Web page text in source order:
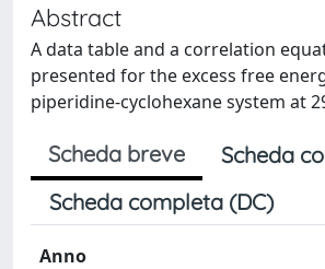
Abstract
A data table and a correlation
presented for the excess free
piperidine-cyclohexane system at
Scheda breve
Scheda
Scheda completa (DC)
Anno